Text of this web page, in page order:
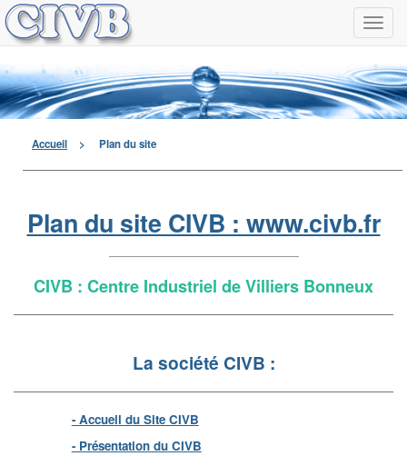
à
Accueil > Plan du site
Plan du site CIVB : www.civb.fr
CIVB : Centre Industriel de Villiers Bonneux
La société CIVB :
- Accueil du Site CIVB
- Présentation du CIVB